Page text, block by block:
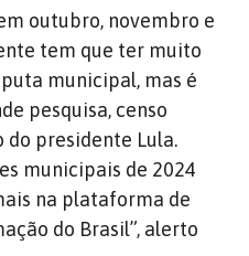
outubro, novembro e
tem que ter muito
municipal, mas é
pesquisa, censo
do presidente Lula.
municipais de 2024
na plataforma de
do Brasil”, alerto